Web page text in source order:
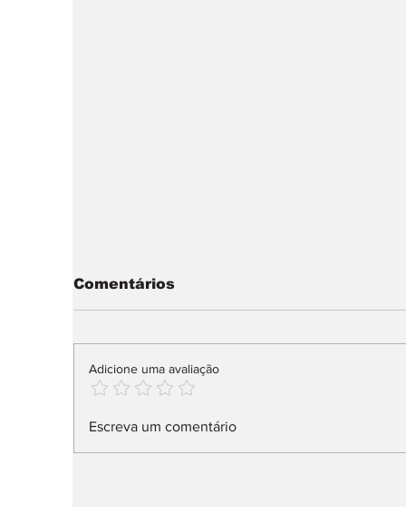
Primeiro Ferrari Luce
Comentários
Adicione uma avaliação
Escreva um comentário